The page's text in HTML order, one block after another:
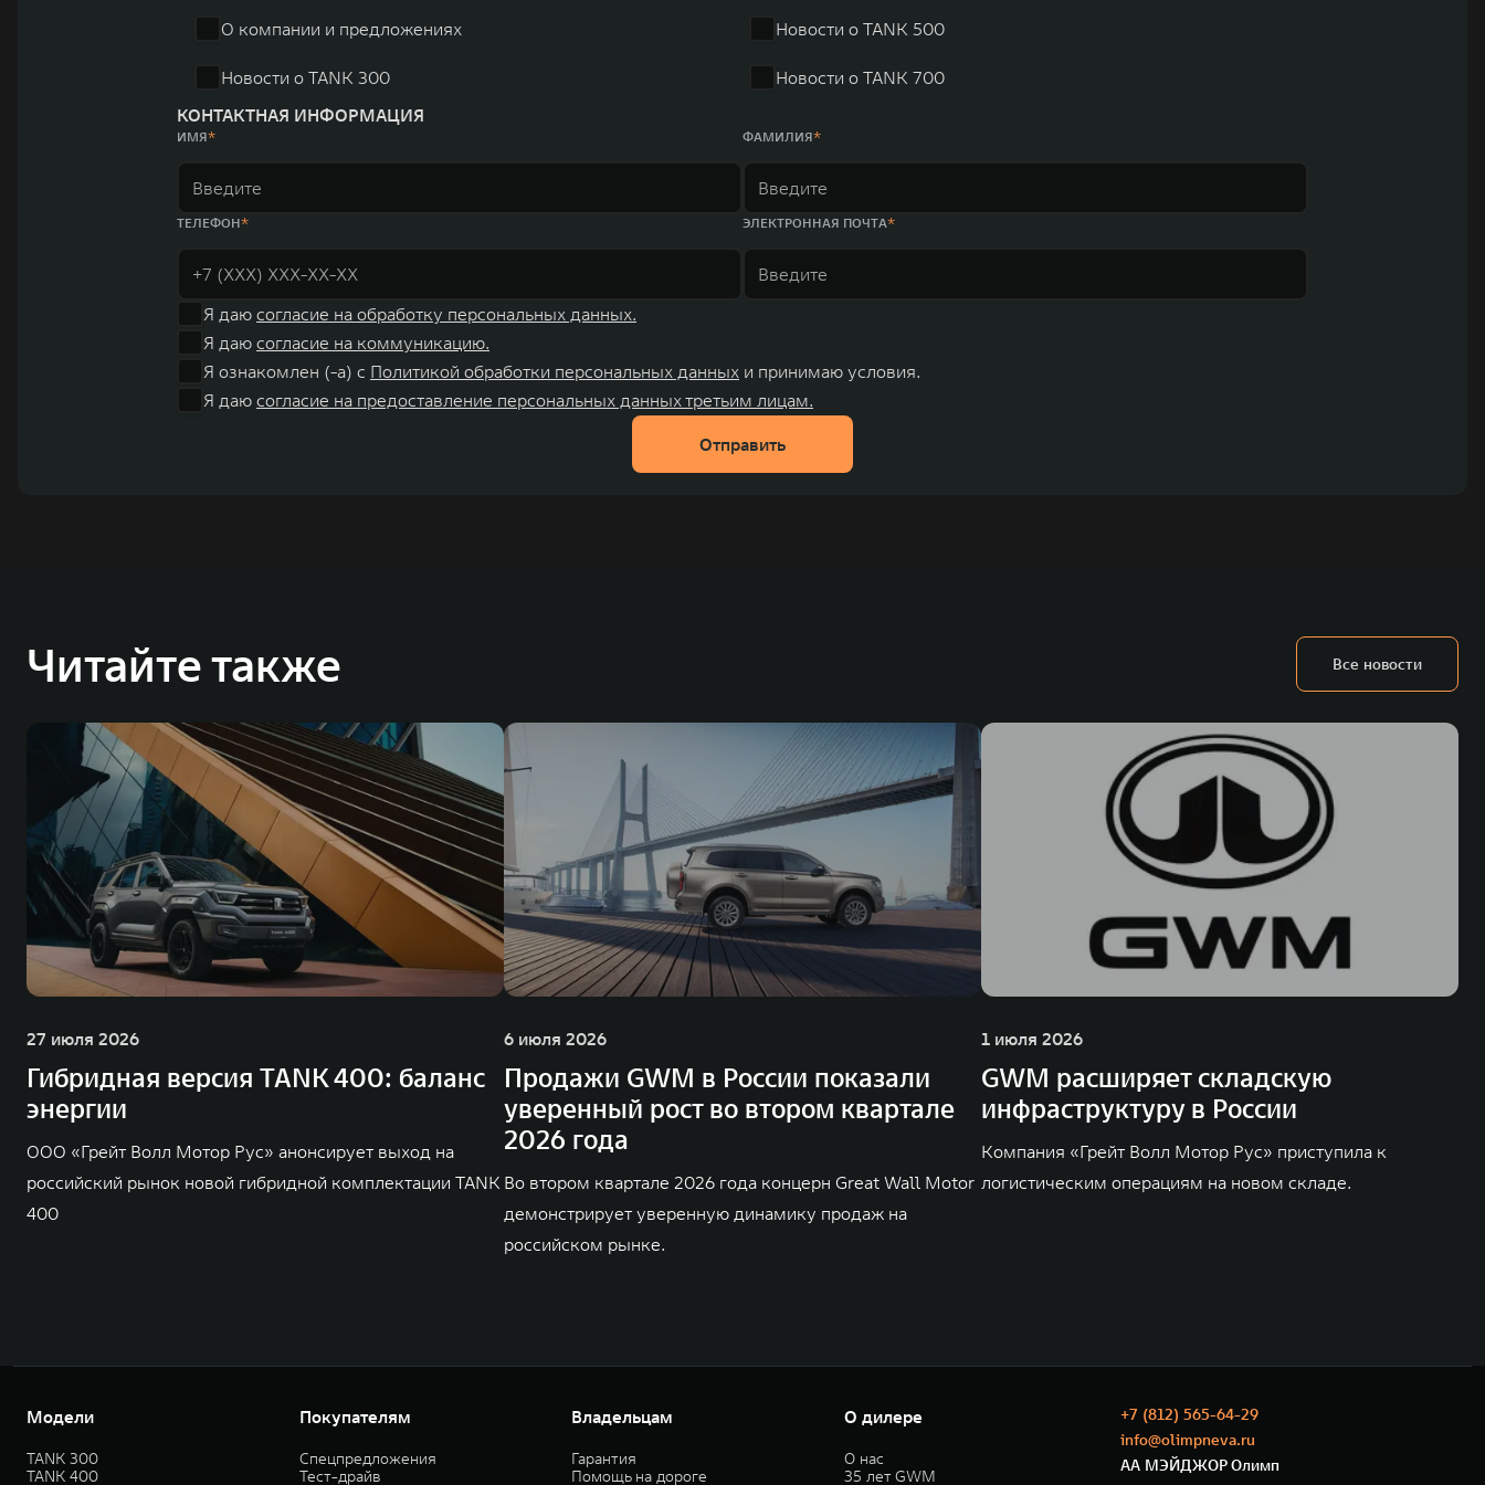
О компании и предложениях
Новости о TANK 300
Новости о TANK 500
Новости о TANK 700
КОНТАКТНАЯ ИНФОРМАЦИЯ
ИМЯ ФАМИЛИЯ
ТЕЛЕФОН ЭЛЕКТРОННАЯ ПОЧТА
Я даю согласие на обработку персональных данных.
Я даю согласие на коммуникацию.
Я ознакомлен (-а) с Политикой обработки персональных данных и принимаю условия.
Я даю согласие на предоставление персональных данных третьим лицам.
Отправить
Читайте также Все новости
27 июля 2026
Гибридная версия TANK 400: баланс
энергии
ООО «Грейт Волл Мотор Рус» анонсирует выход на
российский рынок новой гибридной комплектации TANK
400
6 июля 2026
Продажи GWM в России показали
уверенный рост во втором квартале
2026 года
Во втором квартале 2026 года концерн Great Wall Motor
демонстрирует уверенную динамику продаж на
российском рынке.
1 июля 2026
GWM расширяет складскую
инфраструктуру в России
Компания «Грейт Волл Мотор Рус» приступила к
логистическим операциям на новом складе.
Модели
TANK 300
TANK 400
Покупателям
Спецпредложения
Тест-драйв
Владельцам
Гарантия
Помощь на дороге
О дилере
О нас
35 лет GWM
+7 (812) 565-64-29
info@olimpneva.ru
АА МЭЙДЖОР Олимп